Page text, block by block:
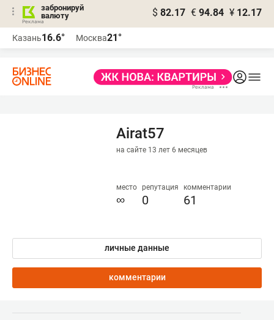
забронируй
валюту
$ 82.17 € 94.84 ¥ 12.17
Казань16.6° Москва21°
Airat57
на сайте 13 лет 6 месяцев
место
∞
репутация
0
комментарии
61
личные данные
комментарии